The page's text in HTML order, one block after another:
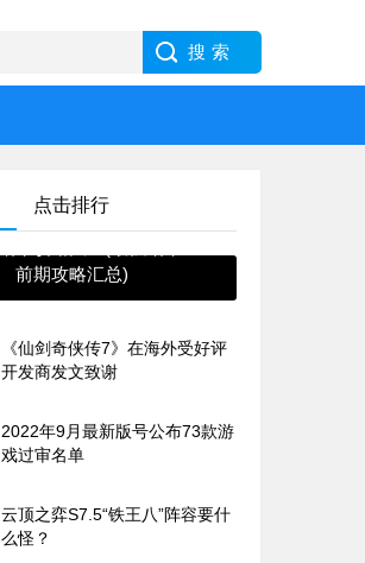
点击排行
前期攻略汇总)
《仙剑奇侠传7》在海外受好评
开发商发文致谢
2022年9月最新版号公布73款游
戏过审名单
云顶之弈S7.5“铁王八”阵容要什
么怪？